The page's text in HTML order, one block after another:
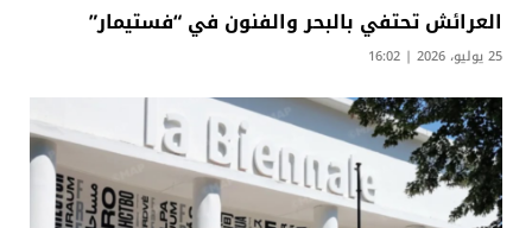
العرائش تحتفي بالبحر والفنون في “فستيمار”
25 يوليو، 2026 | 16:02